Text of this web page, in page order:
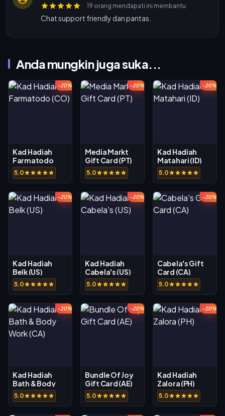
19 orang mendapati ini membantu
Chat support friendly dan pantas.
Anda mungkin juga suka...
-20%
Kad Hadiah
Farmatodo
(CO)
5.0
-20%
Media Markt
Gift Card (PT)
5.0
-20%
Kad Hadiah
Matahari (ID)
5.0
-20%
Kad Hadiah
Belk (US)
5.0
-20%
Kad Hadiah
Cabela's (US)
5.0
-20%
Cabela's Gift
Card (CA)
5.0
-20%
Kad Hadiah
Bath & Body
Work (CA)
5.0
-20%
Bundle Of Joy
Gift Card (AE)
5.0
-20%
Kad Hadiah
Zalora (PH)
5.0